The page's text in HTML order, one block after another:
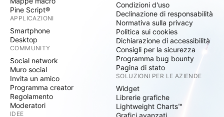
Pine Script®
APPLICAZIONI
Smartphone
Desktop
COMMUNITY
Social network
Muro social
Invita un amico
Programma creator
Regolamento
Moderatori
IDEE
Condizioni d'uso
Declinazione di responsabilità
Normativa sulla privacy
Politica sui cookies
Dichiarazione di accessibilità
Consigli per la sicurezza
Programma bug bounty
Pagina di stato
SOLUZIONI PER LE AZIENDE
Widget
Librerie grafiche
Lightweight Charts™
Grafici avanzati